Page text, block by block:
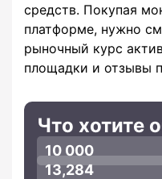
средств. Покупая
платформе, нужно
рыночный курс
площадки и отзывы
Что хотите